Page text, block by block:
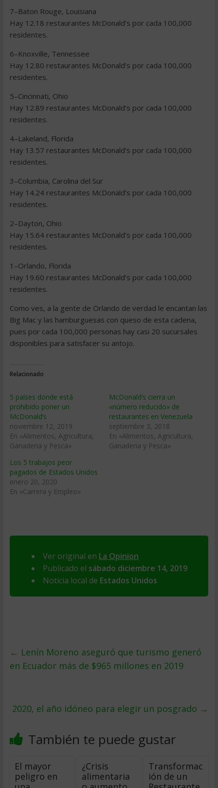
7–Baton Rouge, Louisiana
Hay 12.18 restaurantes McDonald’s por cada 100,000
residentes.
6–Knoxville, Tennessee
Hay 12.80 restaurantes McDonald’s por cada 100,000
residentes.
5–Cincinnati, Ohio
Hay 12.89 restaurantes McDonald’s por cada 100,000
residentes.
4–Lakeland, Florida
Hay 13.57 restaurantes McDonald’s por cada 100,000
residentes.
3–Columbia, Carolina del Sur
Hay 14.24 restaurantes McDonald’s por cada 100,000
residentes.
2–Dayton, Ohio
Hay 15.64 restaurantes McDonald’s por cada 100,000
residentes.
1–Orlando, Florida
Hay 19.60 restaurantes McDonald’s por cada 100,000
residentes.
Como ves, a la gente de Orlando de verdad le encantan las
Big Mac y las hamburguesas con queso de esta cadena,
pues por cada 100,000 personas hay casi 20 sucursales
disponibles para satisfacer su antojo.
Relacionado
5 países donde está
prohibido poner un
McDonald’s
noviembre 12, 2019
En «Alimentos, Agricultura,
Ganaderia y Pesca»
McDonald’s cierra un
«número reducido» de
restaurantes en Venezuela
septiembre 3, 2018
En «Alimentos, Agricultura,
Ganaderia y Pesca»
Los 5 trabajos peor
pagados de Estados Unidos
enero 20, 2020
En «Carrera y Empleo»
Ver original en La Opinion
Publicado el sábado diciembre 14, 2019
Noticia local de Estados Unidos
← Lenín Moreno aseguró que turismo generó
en Ecuador más de $965 millones en 2019
2020, el año idóneo para elegir un posgrado →
También te puede gustar
El mayor
peligro en
¿Crisis
alimentaria
Transformac
ión de un